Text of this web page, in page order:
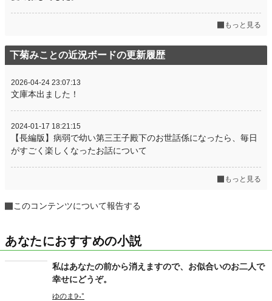
もっと見る
下菊みことの近況ボードの更新履歴
2026-04-24 23:07:13
文庫本出ました！
2024-01-17 18:21:15
【長編版】病弱で幼い第三王子殿下のお世話係になったら、毎日
がすごく楽しくなったお話について
もっと見る
このコンテンツについて報告する
あなたにおすすめの小説
私はあなたの前から消えますので、お似合いのお二人で
幸せにどうぞ。
ゆのま𖠚˖°